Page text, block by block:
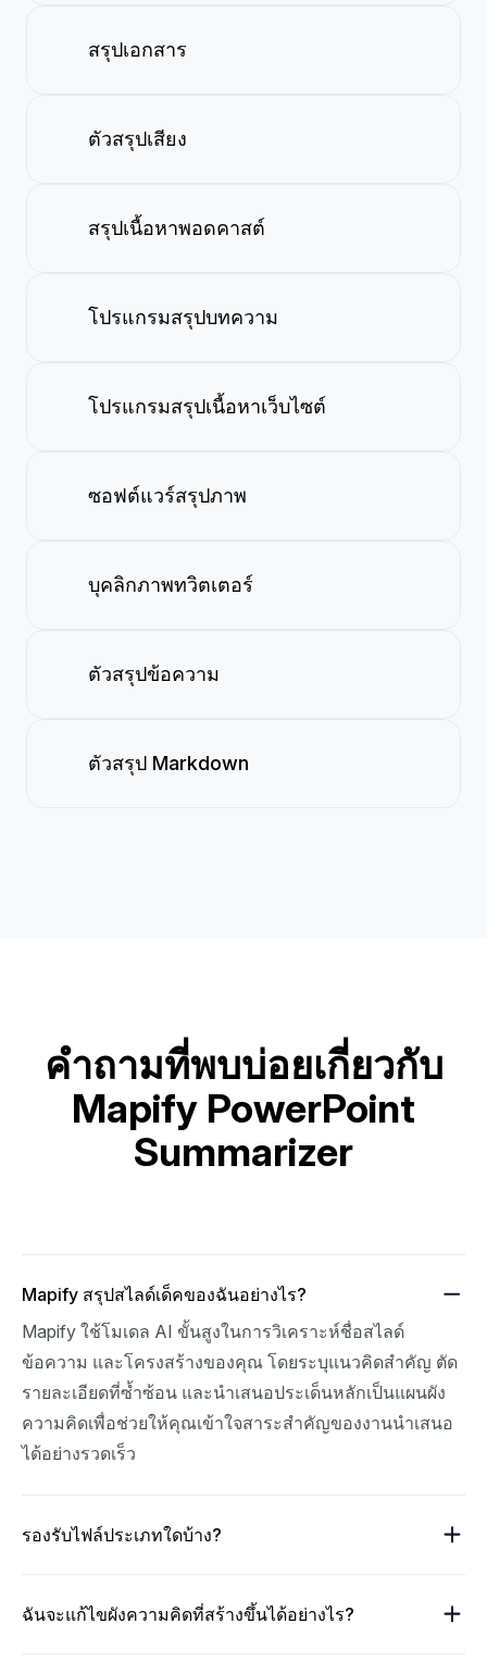
สรุปเอกสาร
ตัวสรุปเสียง
สรุปเนื้อหาพอดคาสต์
โปรแกรมสรุปบทความ
โปรแกรมสรุปเนื้อหาเว็บไซต์
ซอฟต์แวร์สรุปภาพ
บุคลิกภาพทวิตเตอร์
ตัวสรุปข้อความ
ตัวสรุป Markdown
คำถามที่พบบ่อยเกี่ยวกับ
Mapify PowerPoint
Summarizer
Mapify สรุปสไลด์เด็คของฉันอย่างไร?
Mapify ใช้โมเดล AI ขั้นสูงในการวิเคราะห์ชื่อสไลด์
ข้อความ และโครงสร้างของคุณ โดยระบุแนวคิดสำคัญ ตัด
รายละเอียดที่ซ้ำซ้อน และนำเสนอประเด็นหลักเป็นแผนผัง
ความคิดเพื่อช่วยให้คุณเข้าใจสาระสำคัญของงานนำเสนอ
ได้อย่างรวดเร็ว
รองรับไฟล์ประเภทใดบ้าง?
ฉันจะแก้ไขผังความคิดที่สร้างขึ้นได้อย่างไร?